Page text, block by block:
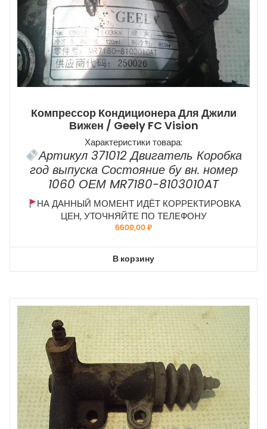
Компрессор Кондиционера Для Джили
Вижен / Geely FC Vision
Характеристики товара:
Артикул 371012 Двигатель Коробка
год выпуска Состояние бу вн. номер
1060 ОЕМ MR7180-8103010AT
НА ДАННЫЙ МОМЕНТ ИДЁТ КОРРЕКТИРОВКА
ЦЕН, УТОЧНЯЙТЕ ПО ТЕЛЕФОНУ
6600,00₽
В корзину